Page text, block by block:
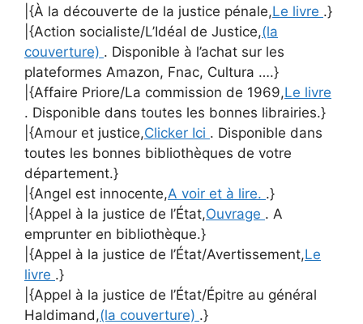
|{À la découverte de la justice pénale,Le livre .}
|{Action socialiste/L’Idéal de Justice,(la
couverture) . Disponible à l’achat sur les
plateformes Amazon, Fnac, Cultura ….}
|{Affaire Priore/La commission de 1969,Le livre
. Disponible dans toutes les bonnes librairies.}
|{Amour et justice,Clicker Ici . Disponible dans
toutes les bonnes bibliothèques de votre
département.}
|{Angel est innocente,A voir et à lire. .}
|{Appel à la justice de l’État,Ouvrage . A
emprunter en bibliothèque.}
|{Appel à la justice de l’État/Avertissement,Le
livre .}
|{Appel à la justice de l’État/Épitre au général
Haldimand,(la couverture) .}